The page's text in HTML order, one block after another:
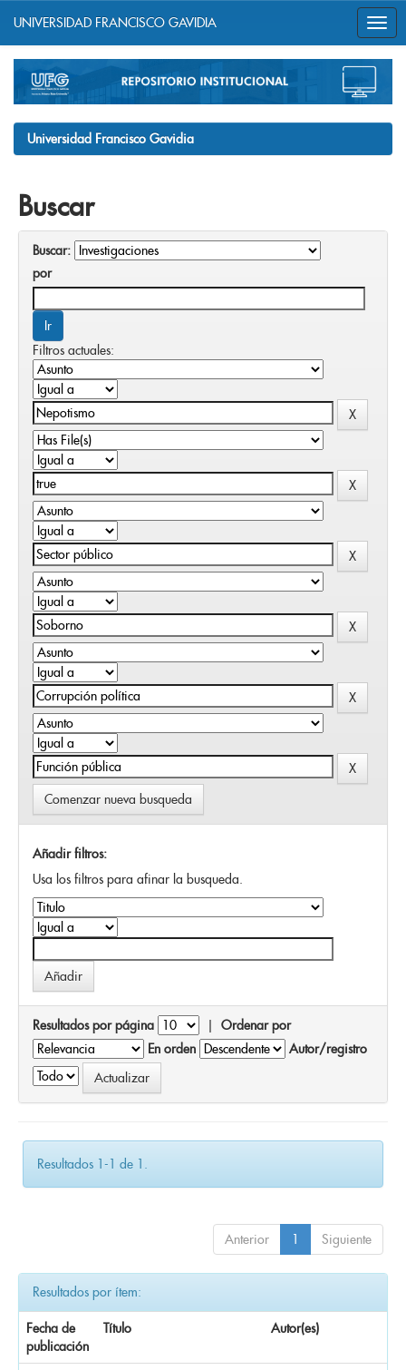
navigation
UNIVERSIDAD FRANCISCO GAVIDIA
Universidad Francisco Gavidia
Buscar
Buscar:
por
Filtros actuales:
Comenzar nueva busqueda
Añadir filtros:
Usa los filtros para afinar la busqueda.
Resultados por página | Ordenar por
En orden
Autor/registro
Resultados 1-1 de 1.
Anterior 1 Siguiente
Resultados por ítem:
Fecha de
publicación
Título Autor(es)